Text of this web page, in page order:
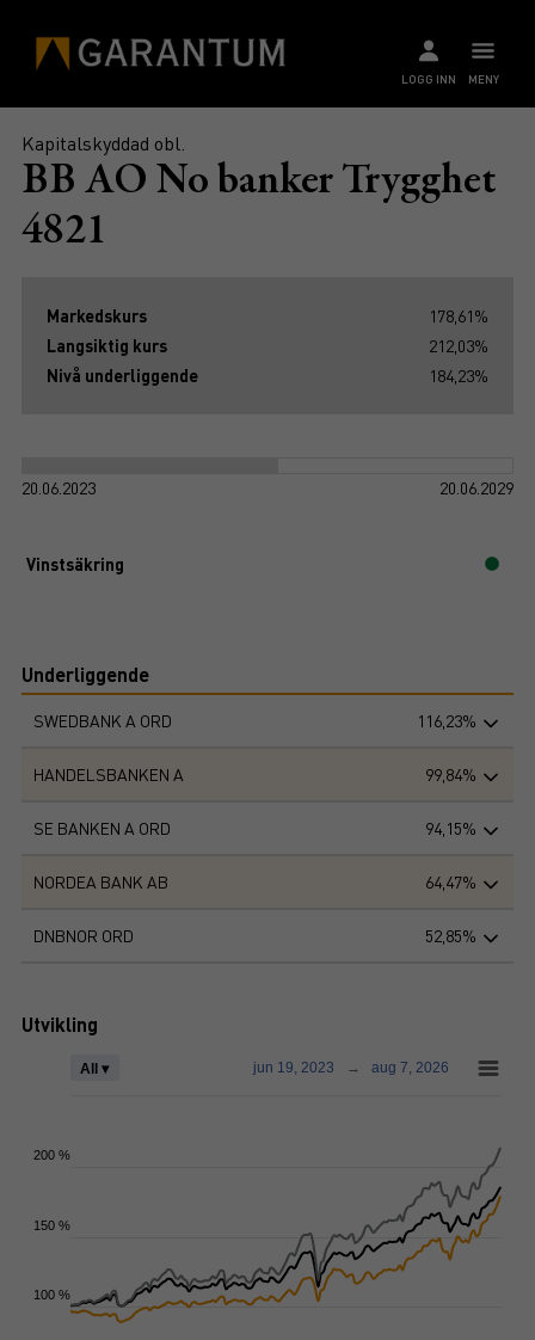
MENY
LOGG INN
Kapitalskyddad obl.
BB AO No banker Trygghet
4821
Markedskurs
178,61%
Langsiktig kurs
212,03%
Nivå underliggende
184,23%
20.06.2023 20.06.2029
Vinstsäkring
Underliggende
SWEDBANK A ORD 116,23%
HANDELSBANKEN A 99,84%
SE BANKEN A ORD 94,15%
NORDEA BANK AB 64,47%
DNBNOR ORD 52,85%
Utvikling
All ▾ jun 19, 2023 → aug 7, 2026
100 %
150 %
200 %